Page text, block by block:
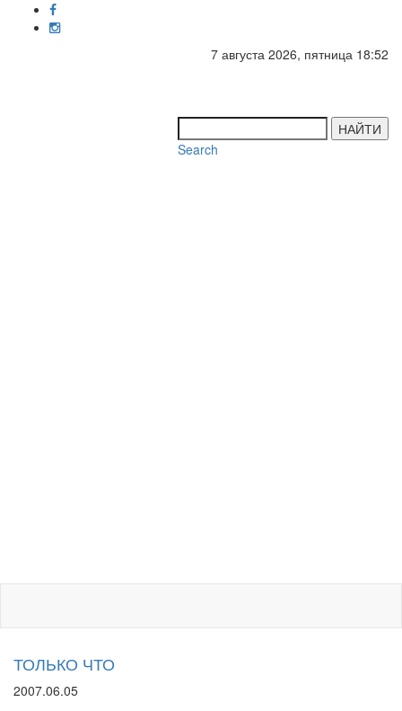
7 августа 2026, пятница 18:52
НАЙТИ
Search
ТОЛЬКО ЧТО
2007.06.05